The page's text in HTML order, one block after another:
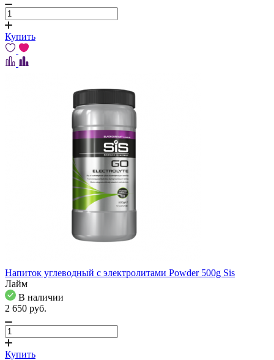
Купить
Напиток углеводный с электролитами Powder 500g Sis
Лайм
В наличии
2 650 pуб.
Купить